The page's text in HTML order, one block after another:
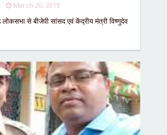
March 20, 2019
लोकसभा से बीजेपी सांसद एवं केंद्रीय मंत्री विष्णुदेव